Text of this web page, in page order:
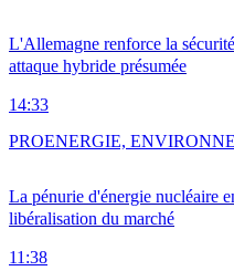
L'Allemagne renforce la
attaque hybride présumée
14:33
La pénurie d'énergie nucléaire
libéralisation du marché
11:38
PROENERGIE,